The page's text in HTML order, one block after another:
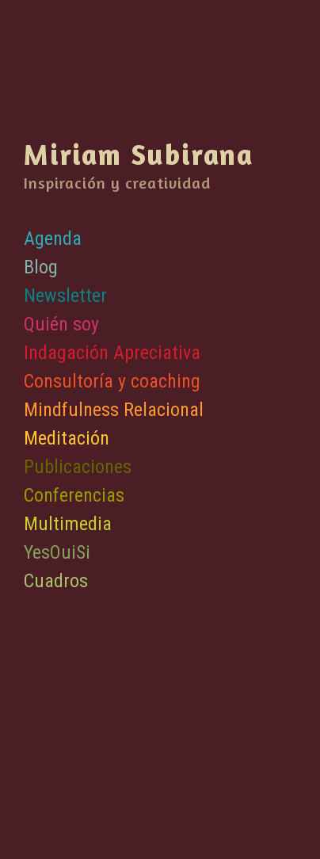
Miriam Subirana
Inspiración y creatividad
Agenda
Blog
Newsletter
Quién soy
Indagación Apreciativa
Consultoría y coaching
Mindfulness Relacional
Meditación
Publicaciones
Conferencias
Multimedia
YesOuiSi
Cuadros